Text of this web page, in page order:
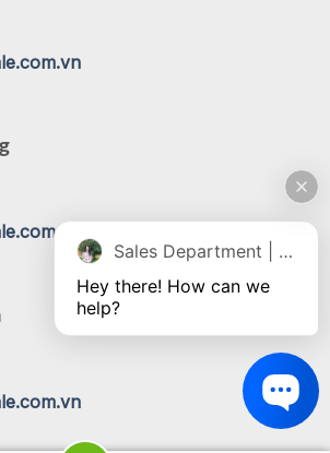
Sales Department | Chat online
Hey there! How can we
help?